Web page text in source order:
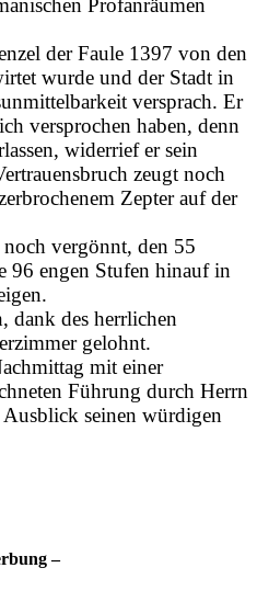
Profanräumen
der Faule 1397 von den
wurde und der Stadt in
versprach. Er
versprochen haben, denn
widerrief er sein
zeugt noch
Zepter auf der
vergönnt, den 55
96 engen Stufen hinauf in
dank des herrlichen
gelohnt.
mit einer
Führung durch Herrn
seinen würdigen
–